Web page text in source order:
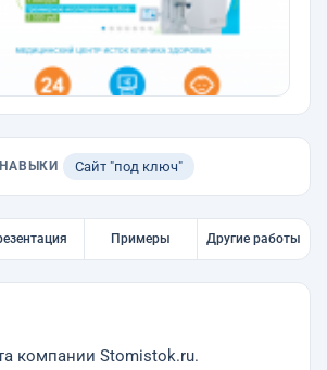
Сайт "под ключ"
Примеры Другие работы
компании Stomistok.ru.